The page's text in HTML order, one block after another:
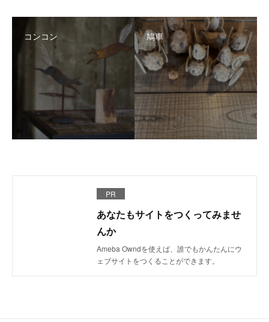
コンコン 鳩車
PR
あなたもサイトをつくってみませ
んか
Ameba Owndを使えば、誰でもかんたんにウ
ェブサイトをつくることができます。